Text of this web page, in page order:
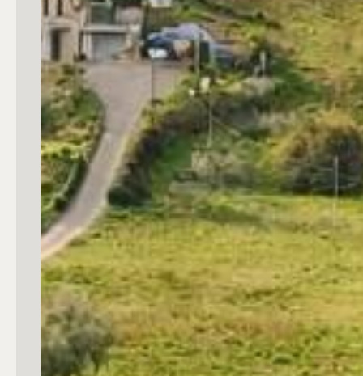
Commerciali
Industriali
Terreni
Prezzo
Totale